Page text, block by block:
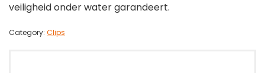
veiligheid onder water garandeert.
Category: Clips